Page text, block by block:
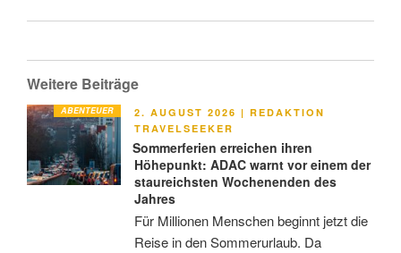
Weitere Beiträge
ABENTEUER
VERÖFFENTLICHT
AM
2. AUGUST 2026 | REDAKTION
TRAVELSEEKER
Sommerferien erreichen ihren
Höhepunkt: ADAC warnt vor einem der
staureichsten Wochenenden des
Jahres
Für Millionen Menschen beginnt jetzt die
Reise in den Sommerurlaub. Da